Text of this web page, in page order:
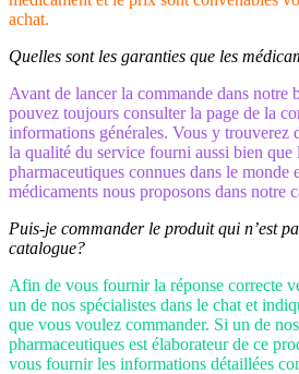
achat.
Quelles sont les garanties que les
Avant de lancer la commande dans notre
pouvez toujours consulter la page de la
informations générales. Vous y trouverez
la qualité du service fourni aussi bien que
pharmaceutiques connues dans le monde
médicaments nous proposons dans notre
Puis-je commander le produit qui n’est
catalogue?
Afin de vous fournir la réponse correcte
un de nos spécialistes dans le chat et
que vous voulez commander. Si un de
pharmaceutiques est élaborateur de ce
vous fournir les informations détaillées